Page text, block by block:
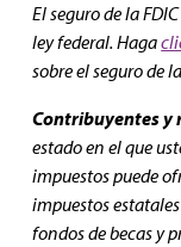
El seguro de la
ley federal. Haga
sobre el seguro de
Contribuyentes y
estado en el que
impuestos puede
impuestos
fondos de becas y